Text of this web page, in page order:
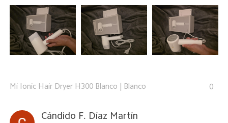
Mi Ionic Hair Dryer H300 Blanco Blanco 0
Cándido F. Díaz Martín